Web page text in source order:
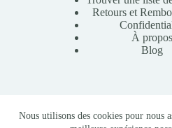
Nous utilisons des cookies pour nous
Retours et
À propos
Blog
Copyright © 2026 Mille Lunes -
-Conditions